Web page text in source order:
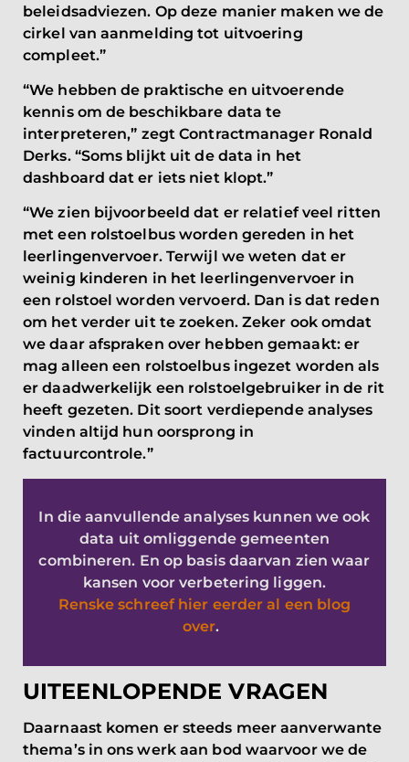
beleidsadviezen. Op deze manier maken we de
cirkel van aanmelding tot uitvoering
compleet.”
“We hebben de praktische en uitvoerende
kennis om de beschikbare data te
interpreteren,” zegt Contractmanager Ronald
Derks. “Soms blijkt uit de data in het
dashboard dat er iets niet klopt.”
“We zien bijvoorbeeld dat er relatief veel ritten
met een rolstoelbus worden gereden in het
leerlingenvervoer. Terwijl we weten dat er
weinig kinderen in het leerlingenvervoer in
een rolstoel worden vervoerd. Dan is dat reden
om het verder uit te zoeken. Zeker ook omdat
we daar afspraken over hebben gemaakt: er
mag alleen een rolstoelbus ingezet worden als
er daadwerkelijk een rolstoelgebruiker in de rit
heeft gezeten. Dit soort verdiepende analyses
vinden altijd hun oorsprong in
factuurcontrole.”
In die aanvullende analyses kunnen we ook
data uit omliggende gemeenten
combineren. En op basis daarvan zien waar
kansen voor verbetering liggen.
Renske schreef hier eerder al een blog
over.
UITEENLOPENDE VRAGEN
Daarnaast komen er steeds meer aanverwante
thema’s in ons werk aan bod waarvoor we de